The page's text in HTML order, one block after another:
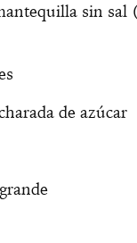
sin
de azúcar